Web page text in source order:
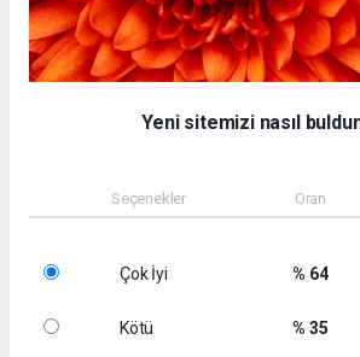
Yeni sitemizi nasıl
Seçenekler Oran
Çok İyi % 64
Kötü % 35